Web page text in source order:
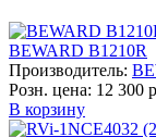
BEWARD B1210R
Производитель:
Розн. цена: 12 300
В корзину